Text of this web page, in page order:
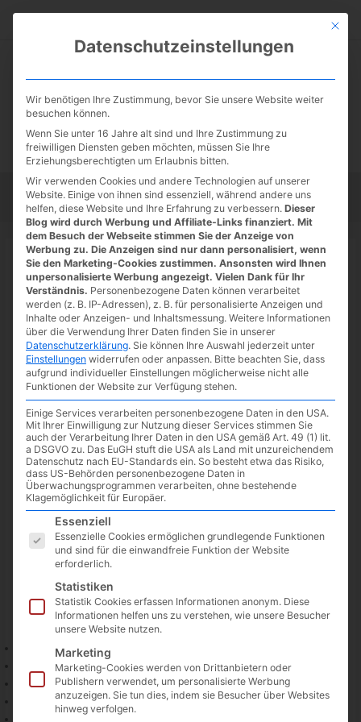
Startseite Tipps Tutorials Tests
Startseite»News
Netflix: folgende Lizenz-Titel
verschwinden im Juni 2022
23.06.2022/ VonSpoonie/Schreibe einen Kommentar
minute of reading
Serien dazu, sondern einige Lizenz-Titel verschwinden auch
wieder. Hier ein kleiner Überblick:
Eat Pray Love (zu sehen bis
Harry Potter 1-8 (zu sehen bis01.07.)
Phantastische Tierwesen 1-2 (zu sehen bis01.07.)
The Final Girls (zu sehen bis01.07.)
The Edge of Seventeen: Das Jahr der Entscheidung (zu sehen
Mit
Datenschutzeinstellungen
Wir benötigen Ihre Zustimmung, bevor Sie unsere Website weiter
besuchen können.
Wenn Sie unter 16 Jahre alt sind und Ihre Zustimmung zu
freiwilligen Diensten geben möchten, müssen Sie Ihre
Erziehungsberechtigten um Erlaubnis bitten.
Wir verwenden Cookies und andere Technologien auf unserer
Website. Einige von ihnen sind essenziell, während andere uns
helfen, diese Website und Ihre Erfahrung zu verbessern. Dieser
Blog wird durch Werbung und Affiliate-Links finanziert. Mit
dem Besuch der Webseite stimmen Sie der Anzeige von
Werbung zu. Die Anzeigen sind nur dann personalisiert, wenn
Sie den Marketing-Cookies zustimmen. Ansonsten wird Ihnen
unpersonalisierte Werbung angezeigt. Vielen Dank für Ihr
Verständnis. Personenbezogene Daten können verarbeitet
werden (z. B. IP-Adressen), z. B. für personalisierte Anzeigen und
Inhalte oder Anzeigen- und Inhaltsmessung. Weitere Informationen
über die Verwendung Ihrer Daten finden Sie in unserer
Datenschutzerklärung. Sie können Ihre Auswahl jederzeit unter
Einstellungen widerrufen oder anpassen. Bitte beachten Sie, dass
aufgrund individueller Einstellungen möglicherweise nicht alle
Funktionen der Website zur Verfügung stehen.
Einige Services verarbeiten personenbezogene Daten in den USA.
Mit Ihrer Einwilligung zur Nutzung dieser Services stimmen Sie
auch der Verarbeitung Ihrer Daten in den USA gemäß Art. 49 (1) lit.
a DSGVO zu. Das EuGH stuft die USA als Land mit unzureichendem
Datenschutz nach EU-Standards ein. So besteht etwa das Risiko,
dass US-Behörden personenbezogene Daten in
Überwachungsprogrammen verarbeiten, ohne bestehende
Klagemöglichkeit für Europäer.
Es folgt eine Liste der Service-Gruppen, für die eine
Essenziell
Essenzielle Cookies ermöglichen grundlegende Funktionen
und sind für die einwandfreie Funktion der Website
erforderlich.
Statistiken
Statistik Cookies erfassen Informationen anonym. Diese
Informationen helfen uns zu verstehen, wie unsere Besucher
unsere Website nutzen.
Marketing
Marketing-Cookies werden von Drittanbietern oder
Publishern verwendet, um personalisierte Werbung
anzuzeigen. Sie tun dies, indem sie Besucher über Websites
hinweg verfolgen.